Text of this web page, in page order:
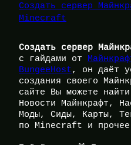
Создать сервер
Minecraft
Создать сервер
с гайдами от
BungeeHost, он даёт
создания своего
сайте Вы можете
Новости Майнкрафт,
Моды, Сиды, Карты,
по Minecraft и прочее